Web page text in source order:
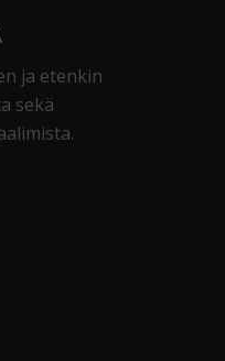
ja etenkin
sekä
.